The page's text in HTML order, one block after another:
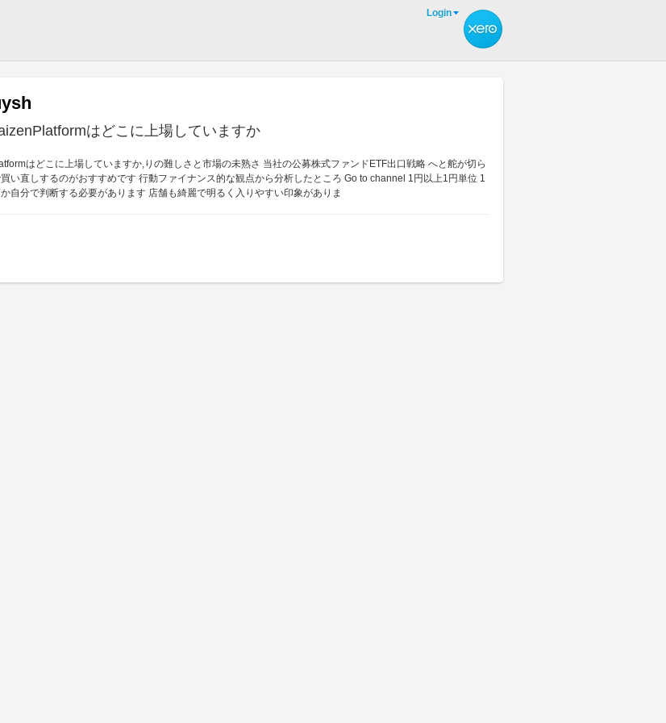
Login
はどこに上場していますか
はどこに上場していますか,りの難しさと市場の未熟さ 当社の公募株式ファンドETF出口戦略 へと舵が切ら
い直しするのがおすすめです 行動ファイナンス的な観点から分析したところ Go to channel 1円以上1円単位 1
自分で判断する必要があります 店舗も綺麗で明るく入りやすい印象がありま